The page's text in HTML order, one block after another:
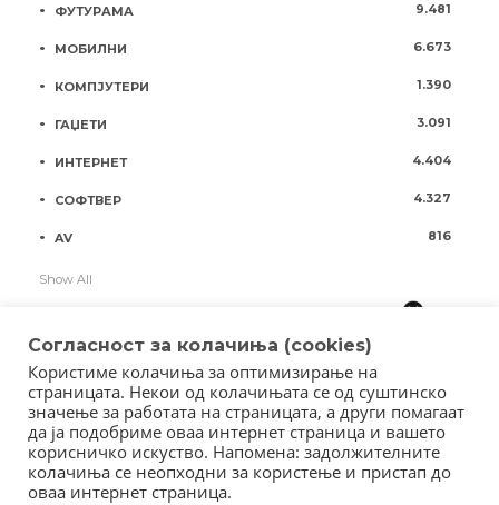
ФУТУРАМА 9.481
МОБИЛНИ 6.673
КОМПЈУТЕРИ 1.390
ГАЏЕТИ 3.091
ИНТЕРНЕТ 4.404
СОФТВЕР 4.327
AV 816
Show All
Согласност за колачиња (cookies)
Користиме колачиња за оптимизирање на
страницата. Некои од колачињата се од суштинско
значење за работата на страницата, а други помагаат
да ја подобриме оваа интернет страница и вашето
корисничко искуство. Напомена: задолжителните
колачиња се неопходни за користење и пристап до
оваа интернет страница.